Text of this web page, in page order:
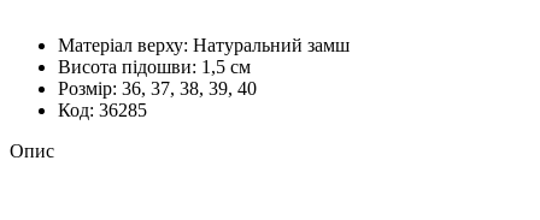
Матеріал верху: Натуральний замш
Висота підошви: 1,5 см
Розмiр: 36, 37, 38, 39, 40
Код: 36285
Опис